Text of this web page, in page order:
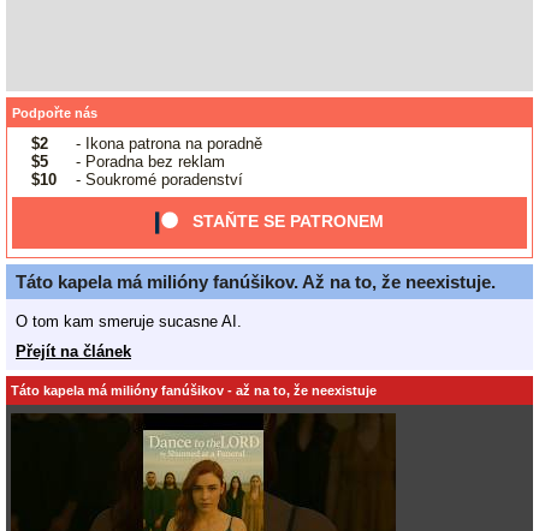
Podpořte nás
$2
- Ikona patrona na poradně
$5
- Poradna bez reklam
$10
- Soukromé poradenství
STAŇTE SE PATRONEM
Táto kapela má milióny fanúšikov. Až na to, že neexistuje.
O tom kam smeruje sucasne AI.
Přejít na článek
Táto kapela má milióny fanúšikov - až na to, že neexistuje